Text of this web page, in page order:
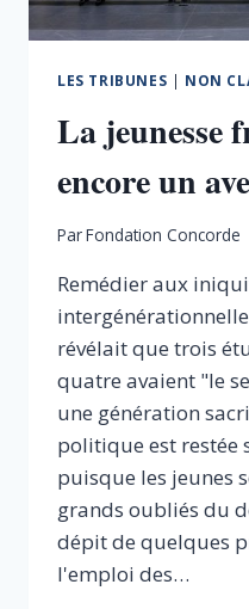
LES TRIBUNES | NON
La jeunesse
encore un
ParFondation Concorde
Remédier aux
révélait que trois
quatre avaient "le
une génération
politique est restée
puisque les jeunes
grands oubliés du
dépit de quelques
l'emploi des…